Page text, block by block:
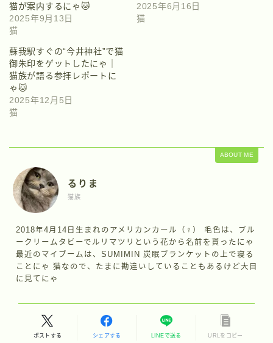
猫が案内するにゃ🐱
2025年9月13日
猫
2025年6月16日
猫
蘇我駅すぐの“今井神社”で猫
御朱印をゲットしたにゃ｜
猫族が語る参拝レポートに
ゃ🐱
2025年12月5日
猫
ABOUT ME
るりま
猫族
2018年4月14日生まれのアメリカンカール（♀） 毛色は、ブル
ークリームタビーでルリマツリという花から名前を貰ったにゃ
最近のマイブームは、SUMIMIN 炭眠ブランケットの上で寝る
ことにゃ 猫なので、たまに勘違いしていることもあるけど大目
に見てにゃ
ポストする シェアする LINEで送る URLをコピー